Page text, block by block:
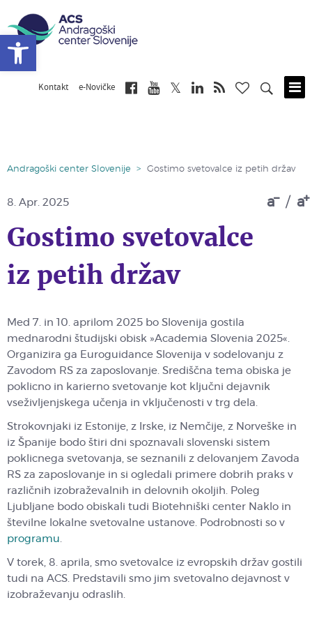
Kontakt e-Novičke
Andragoški center Slovenije > Gostimo svetovalce iz petih držav
a / a
8. Apr. 2025
Gostimo svetovalce
iz petih držav
Med 7. in 10. aprilom 2025 bo Slovenija gostila
mednarodni študijski obisk »Academia Slovenia 2025«.
Organizira ga Euroguidance Slovenija v sodelovanju z
Zavodom RS za zaposlovanje. Središčna tema obiska je
poklicno in karierno svetovanje kot ključni dejavnik
vseživljenjskega učenja in vključenosti v trg dela.
Strokovnjaki iz Estonije, z Irske, iz Nemčije, z Norveške in
iz Španije bodo štiri dni spoznavali slovenski sistem
poklicnega svetovanja, se seznanili z delovanjem Zavoda
RS za zaposlovanje in si ogledali primere dobrih praks v
različnih izobraževalnih in delovnih okoljih. Poleg
Ljubljane bodo obiskali tudi Biotehniški center Naklo in
številne lokalne svetovalne ustanove. Podrobnosti so v
programu.
V torek, 8. aprila, smo svetovalce iz evropskih držav gostili
tudi na ACS. Predstavili smo jim svetovalno dejavnost v
izobraževanju odraslih.
Open toolbar